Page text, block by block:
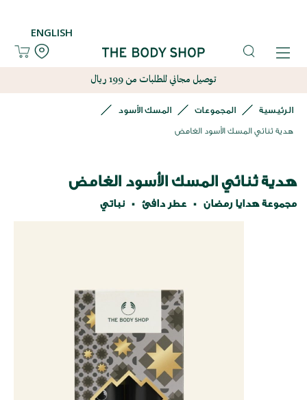
ENGLISH
توصيل مجاني للطلبات من 199 ريال
الرئيسية المجموعات المسك الأسود
هدية ثنائي المسك الأسود الغامض
هدية ثنائي المسك الأسود الغامض
مجموعة هدايا رمضان عطر دافئ نباتي